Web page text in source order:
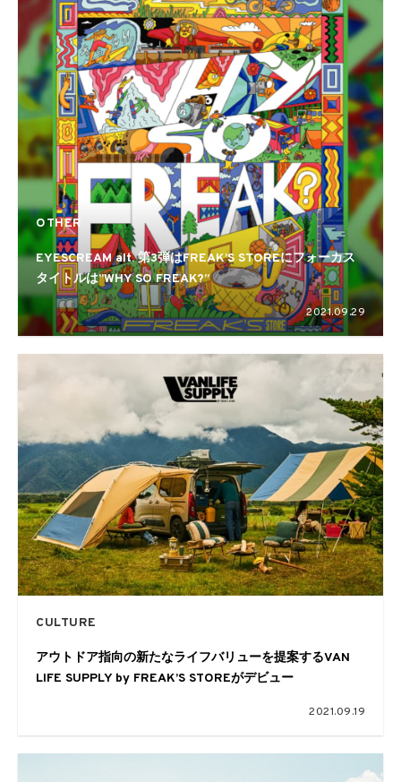
OTHER
EYESCREAM alt. 第3弾はFREAK’S STOREにフォーカス
タイトルは”WHY SO FREAK?”
2021.09.29
CULTURE
アウトドア指向の新たなライフバリューを提案するVAN
LIFE SUPPLY by FREAK’S STOREがデビュー
2021.09.19